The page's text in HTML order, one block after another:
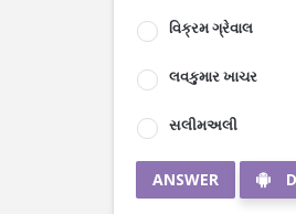
વિક્રમ ગ્રેવાલ
લવકુમાર ખાચર
સલીમઅલી
ANSWER